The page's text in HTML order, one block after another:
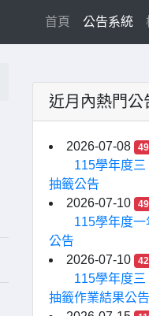
首頁 (current)
公告系統
近月內熱門公
2026-07-08
115學年度
抽籤公告
2026-07-10
115學年度
公告
2026-07-10
115學年度
抽籤作業結果公告